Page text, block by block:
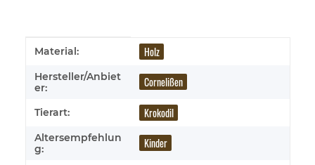
Produkteigenschaft
Wert
Material: Holz
Hersteller/Anbiet
er:
Cornelißen
Tierart: Krokodil
Altersempfehlun
g:
Kinder